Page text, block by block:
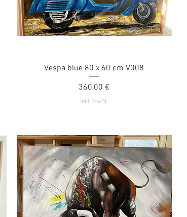
Schnellansicht
Vespa blue 80 x 60 cm V008
Preis
360,00 €
inkl. MwSt.